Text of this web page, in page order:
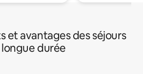
et avantages des séjours
longue durée